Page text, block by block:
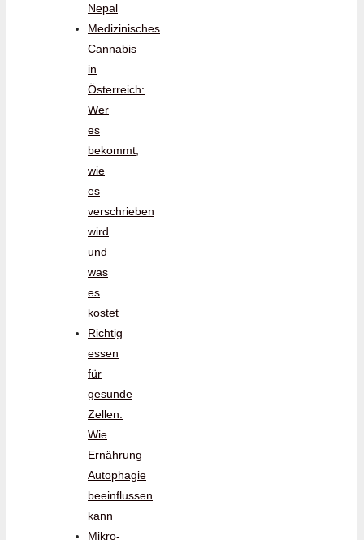
Nepal
Medizinisches
Cannabis
in
Österreich:
Wer
es
bekommt,
wie
es
verschrieben
wird
und
was
es
kostet
Richtig
essen
für
gesunde
Zellen:
Wie
Ernährung
Autophagie
beeinflussen
kann
Mikro-